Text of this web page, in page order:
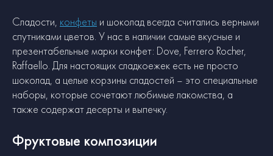
Сладости, конфеты и шоколад всегда считались верными
спутниками цветов. У нас в наличии самые вкусные и
презентабельные марки конфет: Dove, Ferrero Rocher,
Raffaello. Для настоящих сладкоежек есть не просто
шоколад, а целые корзины сладостей – это специальные
наборы, которые сочетают любимые лакомства, а
также содержат десерты и выпечку.
Фруктовые композиции